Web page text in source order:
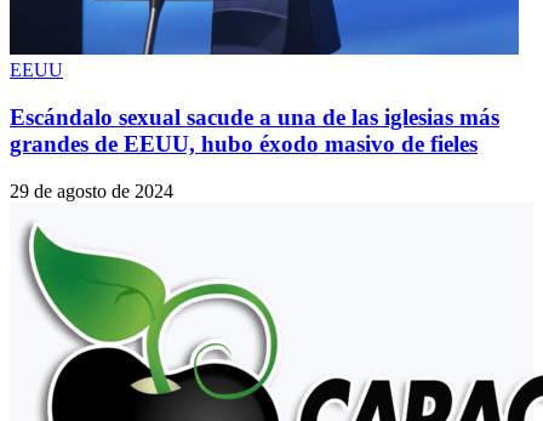
EEUU
Escándalo sexual sacude a una de las iglesias más
grandes de EEUU, hubo éxodo masivo de fieles
29 de agosto de 2024